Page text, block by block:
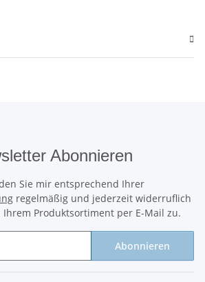
Abonnieren
Sie mir entsprechend Ihrer
regelmäßig und jederzeit widerruflich
Produktsortiment per E-Mail zu.
Abonnieren